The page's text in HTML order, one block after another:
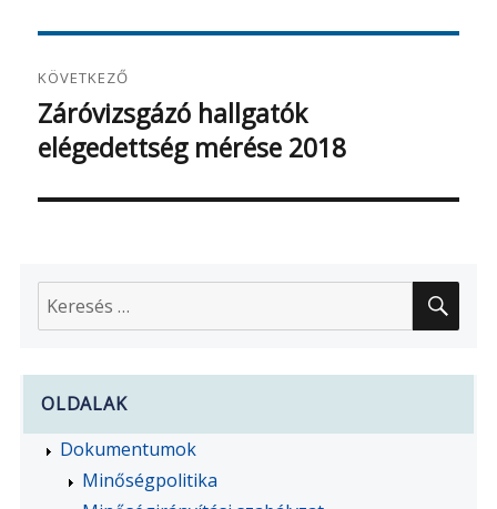
KÖVETKEZŐ
Következő
bejegyzés:
Záróvizsgázó hallgatók
elégedettség mérése 2018
Keresés
a
OLDALAK
Dokumentumok
Minőségpolitika